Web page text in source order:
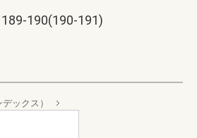
189-190(190-191)
ックス）